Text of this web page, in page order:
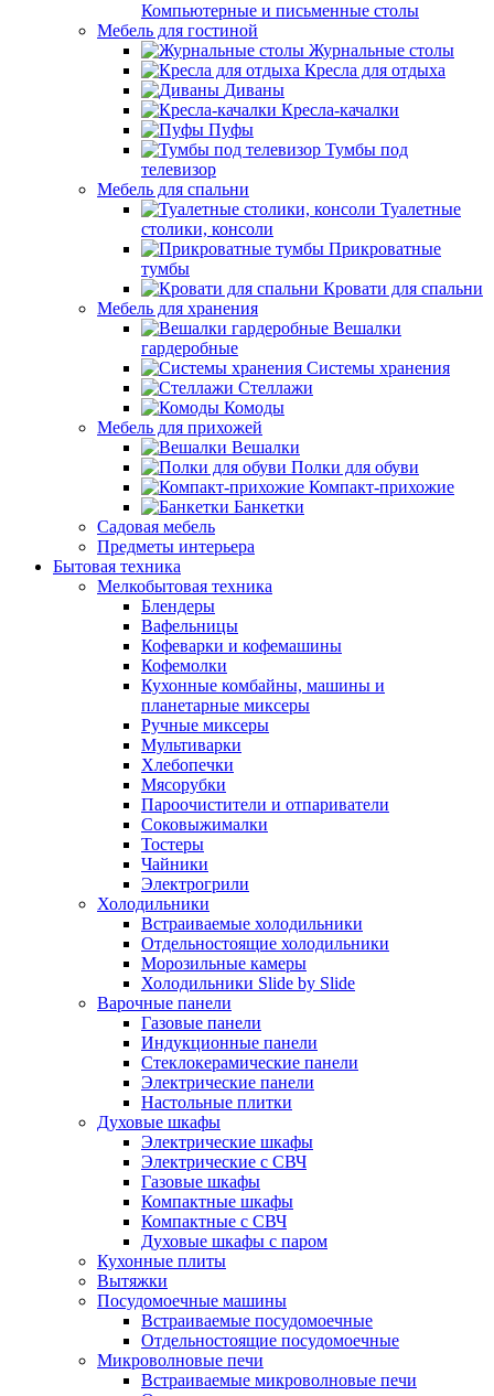
Компьютерные и письменные столы
Мебель для гостиной
Журнальные столы
Кресла для отдыха
Диваны
Кресла-качалки
Пуфы
Тумбы под
телевизор
Мебель для спальни
Туалетные
столики, консоли
Прикроватные
тумбы
Кровати для спальни
Мебель для хранения
Вешалки
гардеробные
Системы хранения
Стеллажи
Комоды
Мебель для прихожей
Вешалки
Полки для обуви
Компакт-прихожие
Банкетки
Садовая мебель
Предметы интерьера
Бытовая техника
Мелкобытовая техника
Блендеры
Вафельницы
Кофеварки и кофемашины
Кофемолки
Кухонные комбайны, машины и
планетарные миксеры
Ручные миксеры
Мультиварки
Хлебопечки
Мясорубки
Пароочистители и отпариватели
Соковыжималки
Тостеры
Чайники
Электрогрили
Холодильники
Встраиваемые холодильники
Отдельностоящие холодильники
Морозильные камеры
Холодильники Slide by Slide
Варочные панели
Газовые панели
Индукционные панели
Стеклокерамические панели
Электрические панели
Настольные плитки
Духовые шкафы
Электрические шкафы
Электрические с СВЧ
Газовые шкафы
Компактные шкафы
Компактные с СВЧ
Духовые шкафы с паром
Кухонные плиты
Вытяжки
Посудомоечные машины
Встраиваемые посудомоечные
Отдельностоящие посудомоечные
Микроволновые печи
Встраиваемые микроволновые печи